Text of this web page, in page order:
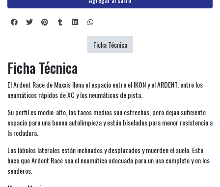
Ficha Técnica
El Ardent Race de Maxxis llena el espacio entre el IKON y el ARDENT, entre los
neumáticos rápidos de XC y los neumáticos de pista.
Su perfil es medio-alto, los tacos medios son estrechos, pero dejan suficiente
espacio para una buena autolimpieza y están biselados para menor resistencia a
la rodadura.
Los lóbulos laterales están inclinados y desplazados y muerden el suelo. Esto
hace que Ardent Race sea el neumático adecuado para un uso completo y en los
senderos.
Ficha Técnica